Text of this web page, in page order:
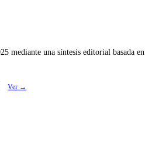
mediante una síntesis editorial basada
Ver →